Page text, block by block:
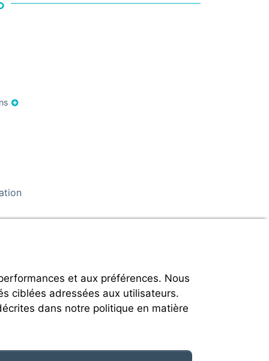
et aux préférences. Nous
ciblées adressées aux utilisateurs.
dans notre politique en matière